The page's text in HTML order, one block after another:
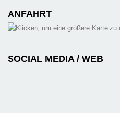
ANFAHRT
SOCIAL MEDIA / WEB